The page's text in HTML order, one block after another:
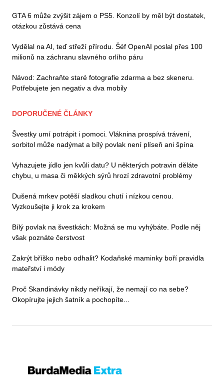
GTA 6 může zvýšit zájem o PS5. Konzolí by měl být dostatek,
otázkou zůstává cena
Vydělal na AI, teď střeží přírodu. Šéf OpenAI poslal přes 100
milionů na záchranu slavného orlího páru
Návod: Zachraňte staré fotografie zdarma a bez skeneru.
Potřebujete jen negativ a dva mobily
DOPORUČENÉ ČLÁNKY
Švestky umí potrápit i pomoci. Vláknina prospívá trávení,
sorbitol může nadýmat a bílý povlak není plíseň ani špína
Vyhazujete jídlo jen kvůli datu? U některých potravin děláte
chybu, u masa či měkkých sýrů hrozí zdravotní problémy
Dušená mrkev potěší sladkou chutí i nízkou cenou.
Vyzkoušejte ji krok za krokem
Bílý povlak na švestkách: Možná se mu vyhýbáte. Podle něj
však poznáte čerstvost
Zakrýt bříško nebo odhalit? Kodaňské maminky boří pravidla
mateřství i módy
Proč Skandinávky nikdy neříkají, že nemají co na sebe?
Okopírujte jejich šatník a pochopíte...